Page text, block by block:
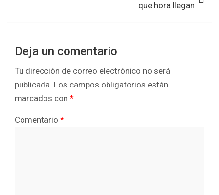
que hora llegan
Deja un comentario
Tu dirección de correo electrónico no será
publicada. Los campos obligatorios están
marcados con *
Comentario *